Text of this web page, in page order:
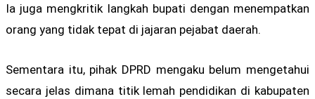
Ia juga mengkritik langkah bupati dengan menempatkan
orang yang tidak tepat di jajaran pejabat daerah.
Sementara itu, pihak DPRD mengaku belum mengetahui
secara jelas dimana titik lemah pendidikan di kabupaten